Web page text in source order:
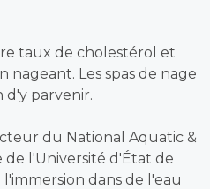
taux de cholestérol et
Les spas de nage
parvenir.
du National Aquatic &
l'Université d'État de
dans de l'eau